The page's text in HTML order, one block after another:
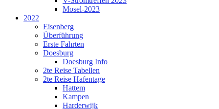
Mosel-2023
2022
Eisenberg
Überführung
Erste Fahrten
Doesburg
Doesburg Info
2te Reise Tabellen
2te Reise Hafentage
Hattem
Kampen
Harderwijk